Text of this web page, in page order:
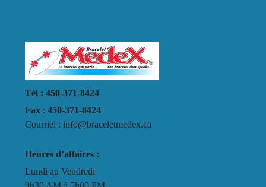
Tél : 450-371-8424
Fax : 450-371-8424
Courriel : info@braceletmedex.ca
Heures d’affaires :
Lundi au Vendredi